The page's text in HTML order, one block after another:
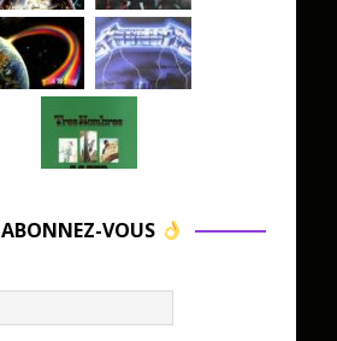
ABONNEZ-VOUS